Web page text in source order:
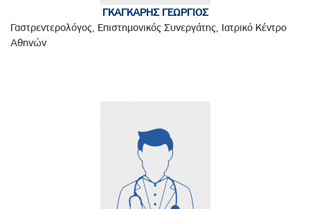
ΓΚΑΓΚΑΡΗΣ ΓΕΩΡΓΙΟΣ
Γαστρεντερολόγος, Επιστημονικός Συνεργάτης, Ιατρικό Κέντρο
Αθηνών